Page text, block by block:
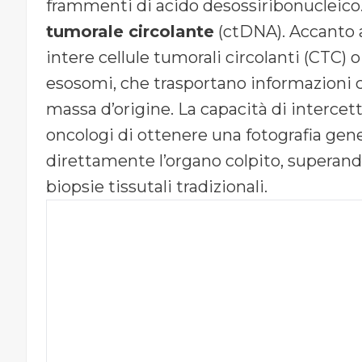
frammenti di acido
tumorale circolante (ctDNA). Accanto
intere cellule tumorali circolanti (CTC)
esosomi, che trasportano informazioni
massa d’origine. La capacità di
oncologi di ottenere una fotografia
direttamente l’organo colpito,
biopsie tissutali tradizionali.